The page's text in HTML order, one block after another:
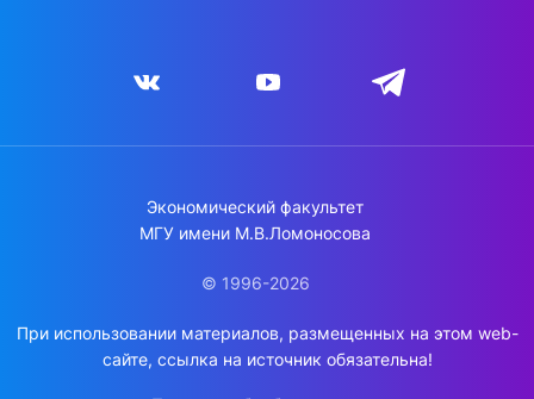
Экономический факультет
МГУ имени М.В.Ломоносова
© 1996-2026
При использовании материалов, размещенных на этом web-
сайте, ссылка на источник обязательна!